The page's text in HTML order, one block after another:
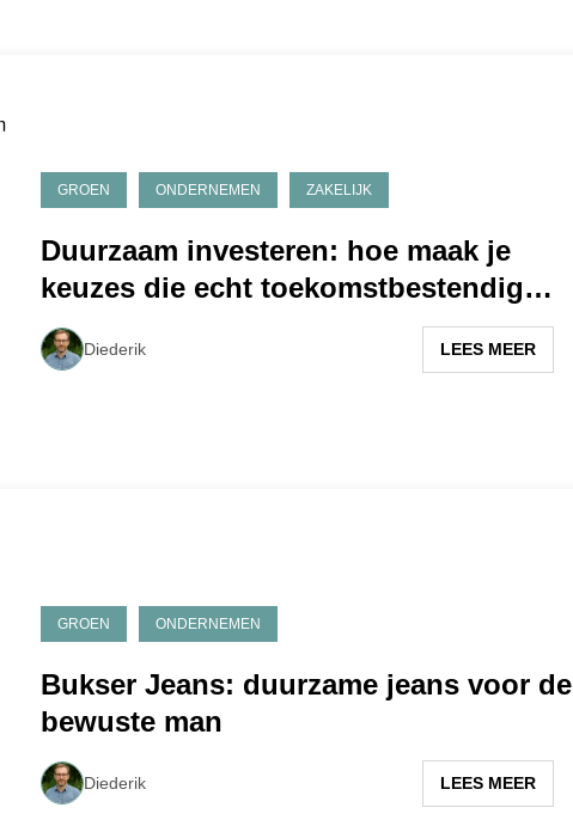
GROEN ONDERNEMEN ZAKELIJK
Duurzaam investeren: hoe maak je
keuzes die echt toekomstbestendig
zijn?
Diederik LEES MEER
GROEN ONDERNEMEN
Bukser Jeans: duurzame jeans voor de
bewuste man
Diederik LEES MEER